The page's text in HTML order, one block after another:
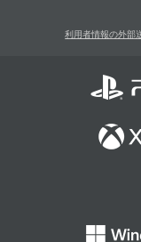
利用者情報の外部